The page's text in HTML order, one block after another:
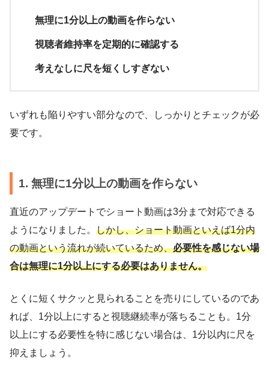
無理に1分以上の動画を作らない
視聴者維持率を定期的に確認する
考えなしに尺を短くしすぎない
いずれも陥りやすい部分なので、しっかりとチェックが必
要です。
1. 無理に1分以上の動画を作らない
直近のアップデートでショート動画は3分まで対応できる
ようになりました。 しかし、ショート動画といえば1分内
の動画という流れが続いているため、必要性を感じない場
合は無理に1分以上にする必要はありません。
とくに短くサクッと見られることを売りにしているのであ
れば、1分以上にすると視聴継続率が落ちることも。1分
以上にする必要性を特に感じない場合は、1分以内に尺を
抑えましょう。